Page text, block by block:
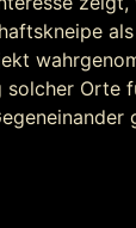
als
solcher Orte